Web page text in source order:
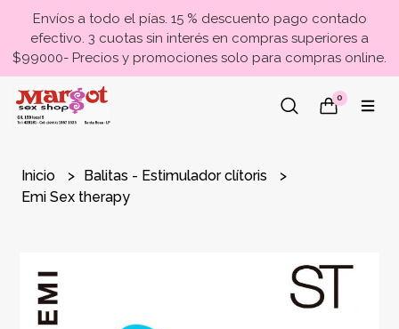
Envíos a todo el pías. 15 % descuento pago contado
efectivo. 3 cuotas sin interés en compras superiores a
$99000- Precios y promociones solo para compras online.
0
Inicio
Balitas - Estimulador clítoris
Emi Sex therapy